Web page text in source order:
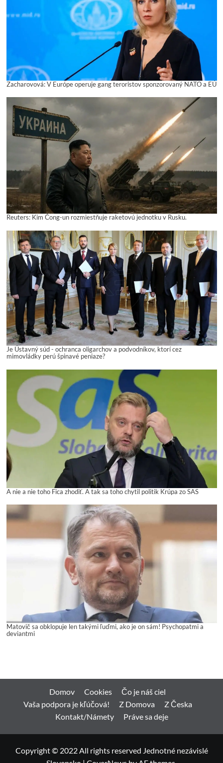
Zacharovová: V Európe operuje gang teroristov sponzorovaný NATO a EÚ
Reuters: Kim Čong-un rozmiestňuje raketovú jednotku v Rusku.
Je Ústavný súd - ochranca oligarchov a podvodníkov, ktorí cez
mimovládky perú špinavé peniaze?
A nie a nie toho Fica zhodiť. A tak sa toho chytil politik Krúpa zo SAS
Matovič sa obklopuje len takými ľuďmi, ako je on sám! Psychopatmi a
deviantmi
Domov Cookies
Čo je náš ciel
Vaša podpora je kľúčová!
Z Domova
Z Česka
Kontakt/Námety
Práve sa deje
Copyright © 2022 All rights reserved Jednotné nezávislé